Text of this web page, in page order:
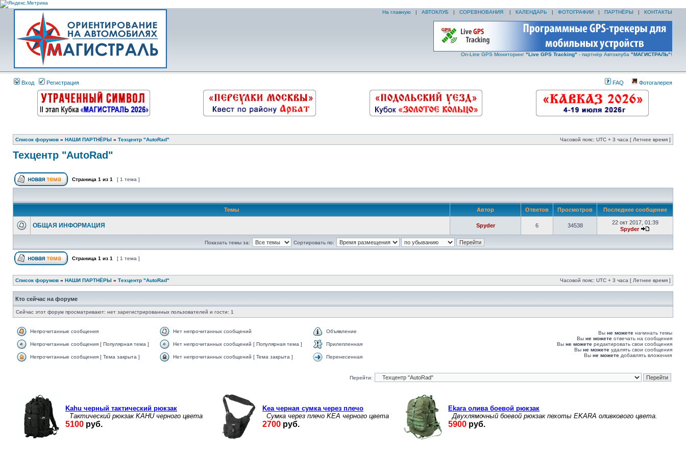
На главную | АВТОКЛУБ | СОРЕВНОВАНИЯ | КАЛЕНДАРЬ | ФОТОГРАФИИ | ПАРТНЁРЫ | КОНТАКТЫ
On-Line GPS Мониторинг "Live GPS Tracking" - партнёр Автоклуба "МАГИСТРАЛЬ"!
Вход Регистрация FAQ Фотогалерея
Список форумов » НАШИ ПАРТНЁРЫ » Техцентр "AutoRad" Часовой пояс: UTC + 3 часа [ Летнее время ]
Техцентр "AutoRad"
Страница 1 из 1 [ 1 тема ]
Темы Автор Ответов Просмотров Последнее сообщение
ОБЩАЯ ИНФОРМАЦИЯ Spyder 6 34538
22 окт 2017, 01:39
Spyder
Показать темы за: Сортировать по:
Страница 1 из 1 [ 1 тема ]
Список форумов » НАШИ ПАРТНЁРЫ » Техцентр "AutoRad" Часовой пояс: UTC + 3 часа [ Летнее время ]
Кто сейчас на форуме
Сейчас этот форум просматривают: нет зарегистрированных пользователей и гости: 1
Непрочитанные сообщения Нет непрочитанных сообщений Объявление
Непрочитанные сообщения [ Популярная тема ] Нет непрочитанных сообщений [ Популярная тема ] Прилепленная
Непрочитанные сообщения [ Тема закрыта ] Нет непрочитанных сообщений [ Тема закрыта ] Перенесенная
Вы не можете начинать темы
Вы не можете отвечать на сообщения
Вы не можете редактировать свои сообщения
Вы не можете удалять свои сообщения
Вы не можете добавлять вложения
Перейти: